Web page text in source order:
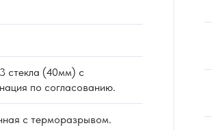
стекла (40мм) с
по согласованию.
с терморазрывом.